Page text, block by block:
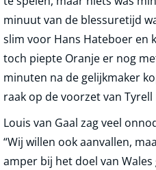
minuut van de blessuretijd
slim voor Hans Hateboer en
toch piepte Oranje er nog
minuten na de gelijkmaker
raak op de voorzet van Tyrell
Louis van Gaal zag veel
“Wij willen ook aanvallen,
amper bij het doel van